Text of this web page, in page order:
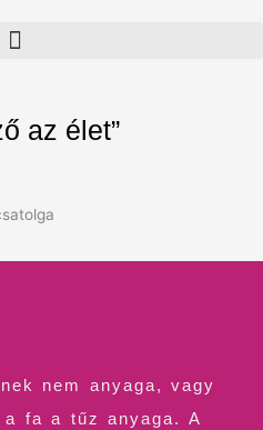
az élet”
nem anyaga, vagy
fa a tűz anyaga. A